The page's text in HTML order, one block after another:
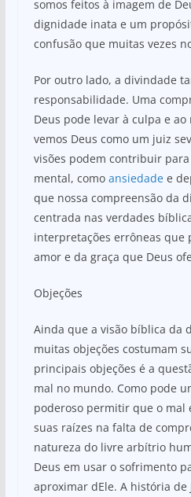
somos feitos à imagem de
dignidade inata e um
confusão que muitas vezes
Por outro lado, a divindade
responsabilidade. Uma
Deus pode levar à culpa e
vemos Deus como um juiz
visões podem contribuir
mental, como ansiedadee
que nossa compreensão da
centrada nas verdades
interpretações errôneas que
amor e da graça que Deus
Objeções
Ainda que a visão bíblica da
muitas objeções costumam
principais objeções é a
mal no mundo. Como pode
poderoso permitir que o mal
suas raízes na falta de
natureza do livre arbítrio
Deus em usar o sofrimento
aproximar dEle. A história de